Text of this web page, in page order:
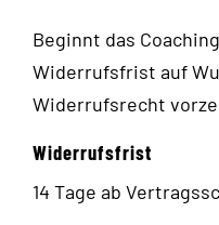
Beginnt das
Widerrufsfrist auf
Widerrufsrecht
Widerrufsfrist
14 Tage ab